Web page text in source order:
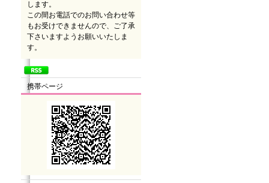
します。
この間お電話でのお問い合わせ等
もお受けできませんので、ご了承
下さいますようお願いいたしま
す。
携帯ページ